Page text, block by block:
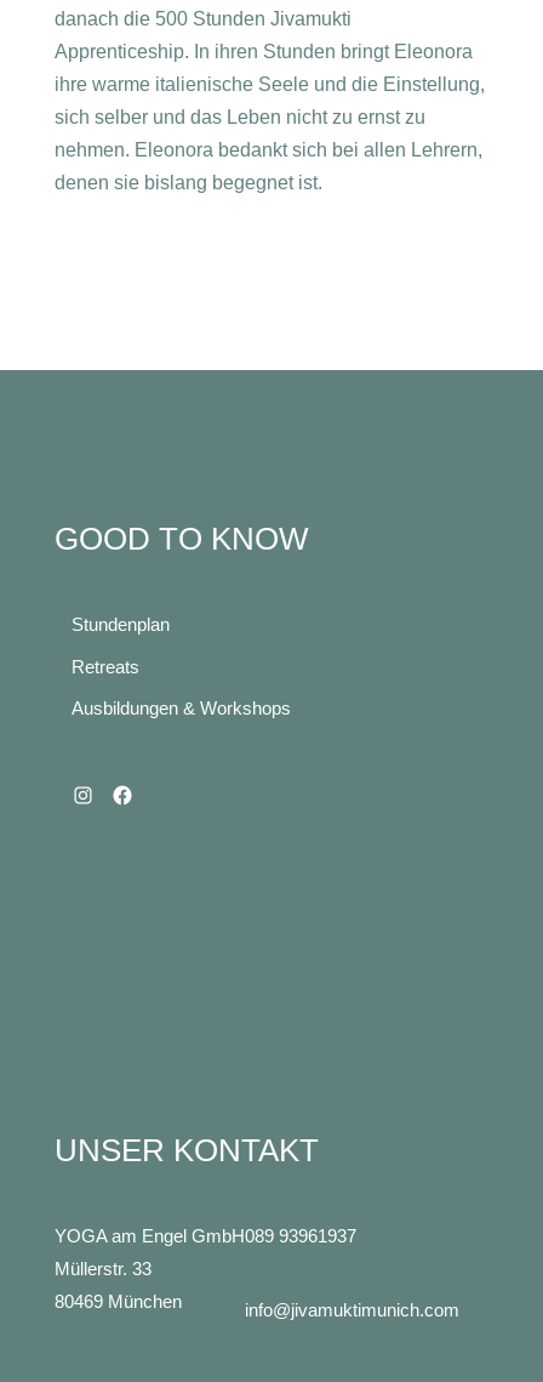
danach die 500 Stunden Jivamukti
Apprenticeship. In ihren Stunden bringt Eleonora
ihre warme italienische Seele und die Einstellung,
sich selber und das Leben nicht zu ernst zu
nehmen. Eleonora bedankt sich bei allen Lehrern,
denen sie bislang begegnet ist.
GOOD TO KNOW
Stundenplan
Retreats
Ausbildungen & Workshops
InstagramFacebook
UNSER KONTAKT
YOGA am Engel GmbH
Müllerstr. 33
80469 München
089 93961937
info@jivamuktimunich.com